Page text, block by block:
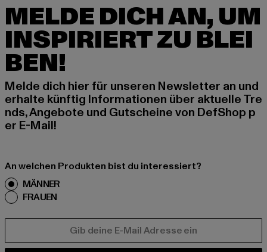
MELDE DICH AN, UM
INSPIRIERT ZU BLEI
BEN!
Melde dich hier für unseren Newsletter an und
erhalte künftig Informationen über aktuelle Tre
nds, Angebote und Gutscheine von DefShop p
er E-Mail!
An welchen Produkten bist du interessiert?
MÄNNER
FRAUEN